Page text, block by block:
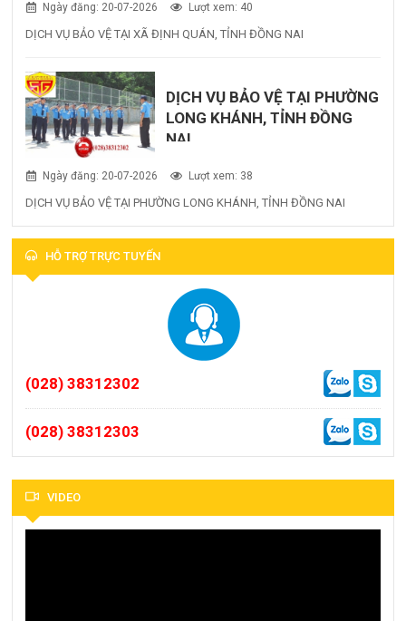
Ngày đăng: 20-07-2026 Lượt xem: 40
DỊCH VỤ BẢO VỆ TẠI XÃ ĐỊNH QUÁN, TỈNH ĐỒNG NAI
DỊCH VỤ BẢO VỆ TẠI PHƯỜNG
LONG KHÁNH, TỈNH ĐỒNG
NAI
Ngày đăng: 20-07-2026 Lượt xem: 38
DỊCH VỤ BẢO VỆ TẠI PHƯỜNG LONG KHÁNH, TỈNH ĐỒNG NAI
HỖ TRỢ TRỰC TUYẾN
(028) 38312302
(028) 38312303
VIDEO